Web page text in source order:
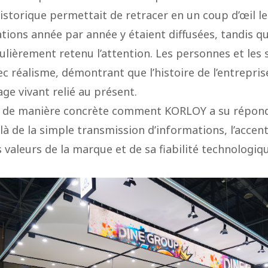
permettait de retracer en un coup d’œil le
année par année y étaient diffusées, tandis
retenu l’attention. Les personnes et les
réalisme, démontrant que l’histoire de
vivant relié au présent.
manière concrète comment KORLOY a su
de la simple transmission d’informations,
de la marque et de sa fiabilité